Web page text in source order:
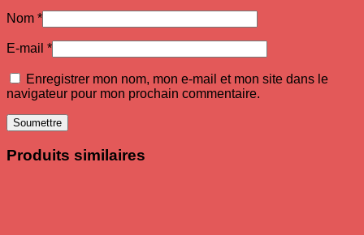
Nom *
E-mail *
Enregistrer mon nom, mon e-mail et mon site dans le
navigateur pour mon prochain commentaire.
Produits similaires